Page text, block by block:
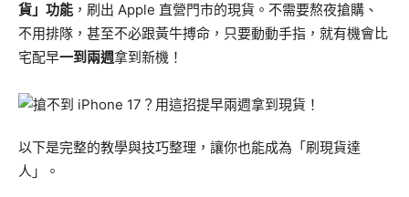
貨」功能 ，刷出 Apple 直營門市的現貨。不需要熬夜搶購、
不用排隊，甚至不必跟黃牛搏命，只要動動手指，就有機會比
宅配早一到兩週拿到新機！
以下是完整的教學與技巧整理，讓你也能成為「刷現貨達
人」。